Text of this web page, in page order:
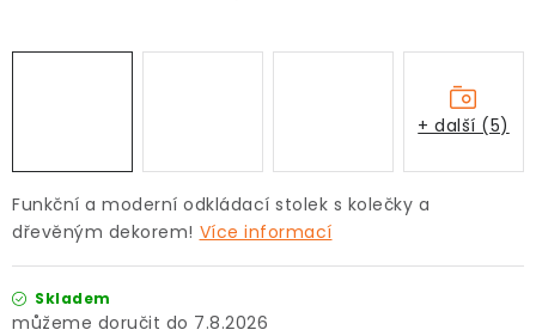
Funkční a moderní odkládací stolek s kolečky a
dřevěným dekorem! Více informací
Skladem
7.8.2026
+ další (5)